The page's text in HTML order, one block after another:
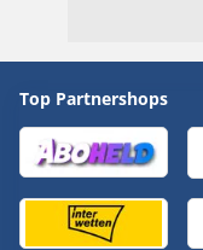
Top Partnershops